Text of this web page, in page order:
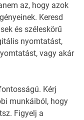
az, hogy azok
Keresd
és széleskörű
nyomtatást,
vagy akár
Kérj
munkáiból, hogy
Figyelj a